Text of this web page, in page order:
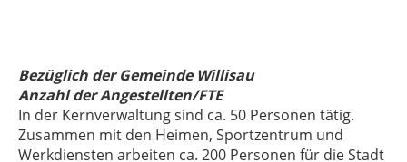
Bezüglich der Gemeinde Willisau
Anzahl der Angestellten/FTE
In der Kernverwaltung sind ca. 50 Personen tätig.
Zusammen mit den Heimen, Sportzentrum und
Werkdiensten arbeiten ca. 200 Personen für die Stadt